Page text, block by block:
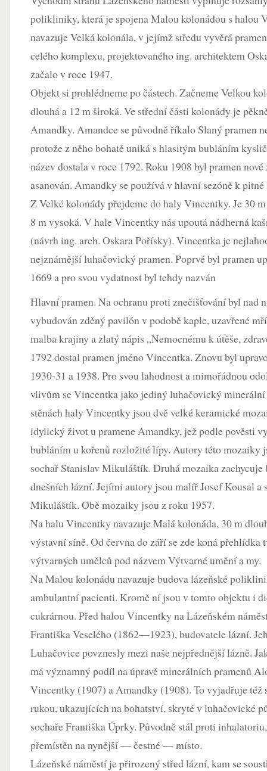
polikliniky, která je spojena Malou kolonádou s halou
navazuje Velká kolonála, v jejímž středu vyvěrá
celého komplexu, projektovaného ing. architektem
začalo v roce 1947.
Objekt si prohlédneme po částech. Začneme Velkou
dlouhá a 12 m široká. Ve střední části kolonády je
Amandky. Amandce se původně říkalo Slaný pramen
protože z něho bohatě uniká s hlasitým bubláním
název dostala v roce 1792. Roku 1908 byl pramen
asanován. Amandky se používá v hlavní sezóně k pitné
Z Velké kolonády přejdeme do haly Vincentky. Je 30
8 m vysoká. V hale Vincentky nás upoutá nádherná
(návrh ing. arch. Oskara Pořísky). Vincentka je
nejznámější luhačovický pramen. Poprvé byl pramen
1669 a pro svou vydatnost byl tehdy nazván
Hlavní pramen. Na ochranu proti znečišťování byl nad
vybudován zděný pavilón v podobě kaple, uzavřené
malba krajiny a zlatý nápis „Nemocnému k útěše,
1792 dostal pramen jméno Vincentka. Znovu byl
1930-31 a 1938. Pro svou lahodnost a mimořádnou
vlivům se Vincentka jako jediný luhačovický
stěnách haly Vincentky jsou dvě velké keramické
idylický život u pramene Amandky, jež podle pověsti
bubláním u kořenů rozložité lípy. Autory této mozaiky
sochař Stanislav Mikuláštík. Druhá mozaika
dnešních lázní. Jejími autory jsou malíř Josef Kousal a
Mikuláštík. Obě mozaiky jsou z roku 1957.
Na halu Vincentky navazuje Malá kolonáda, 30 m
výstavní síně. Od června do září se zde koná přehlídka
výtvarných umělců pod názvem Výtvarné umění a my.
Na Malou kolonádu navazuje budova lázeňské
ambulantní pacienti. Kromě ní jsou v tomto objektu i
cukrárnou. Před halou Vincentky na Lázeňském
Františka Veselého (1862—1923), budovatele lázní.
Luhačovice povznesly mezi naše nejpřednější lázně.
má významný podíl na úpravě minerálních pramenů
Vincentky (1907) a Amandky (1908). To vyjadřuje též
rukou, ukazujících na bohatství, skryté v luhačovické
sochaře Františka Úprky. Původně stál proti
přemístěn na nynější — čestné — místo.
Lázeňské náměstí je přirozený střed lázní, kam se